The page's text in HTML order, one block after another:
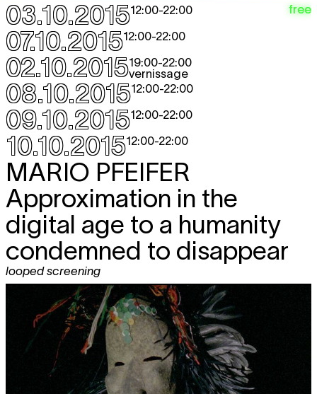
03.10.201512:00-22:00
07.10.201512:00-22:00
02.10.201519:00-22:00
vernissage
08.10.201512:00-22:00
09.10.201512:00-22:00
10.10.201512:00-22:00
free
MARIO PFEIFER
Approximation in the
digital age to a humanity
condemned to disappear
looped screening